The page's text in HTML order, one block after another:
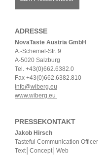
ADRESSE
NovaTaste Austria GmbH
A.-Schemel-Str. 9
A-5020 Salzburg
Tel. +43(0)662.6382.0
Fax +43(0)662.6382.810
info@wiberg.eu
www.wiberg.eu
PRESSEKONTAKT
Jakob Hirsch
Tasteful Communication Officer
Text│Concept│Web